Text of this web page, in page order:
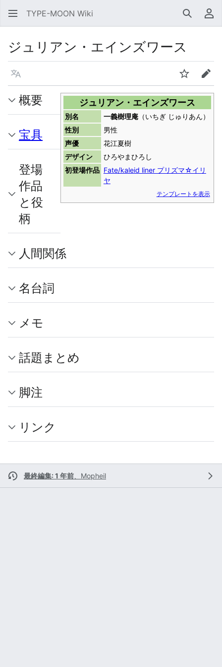
TYPE-MOON Wiki 検索 利
ジュリアン・エインズワース
言語 ウォッチ編集
ジュリアン・エインズワース
別名 一義樹理庵（いちぎ じゅりあん）
性別
男性
声優
花江夏樹
デザイン
ひろやまひろし
初登場作品 Fate/kaleid liner プリズマ☆イリ
ヤ
テンプレートを表示
概要
宝具
登場
作品
と役
柄
人間関係
名台詞
メモ
話題まとめ
脚注
リンク
最終編集: 1 年前 Mopheil